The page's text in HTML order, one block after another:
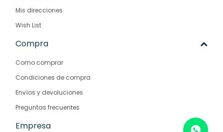
Mis direcciones
Wish List
Compra
Como comprar
Condiciones de compra
Envíos y devoluciones
Preguntas frecuentes
Empresa